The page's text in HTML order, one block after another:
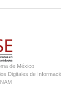
de México
Digitales de